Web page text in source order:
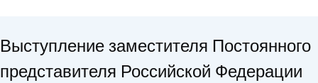
Выступление заместителя Постоянного
представителя Российской Федерации